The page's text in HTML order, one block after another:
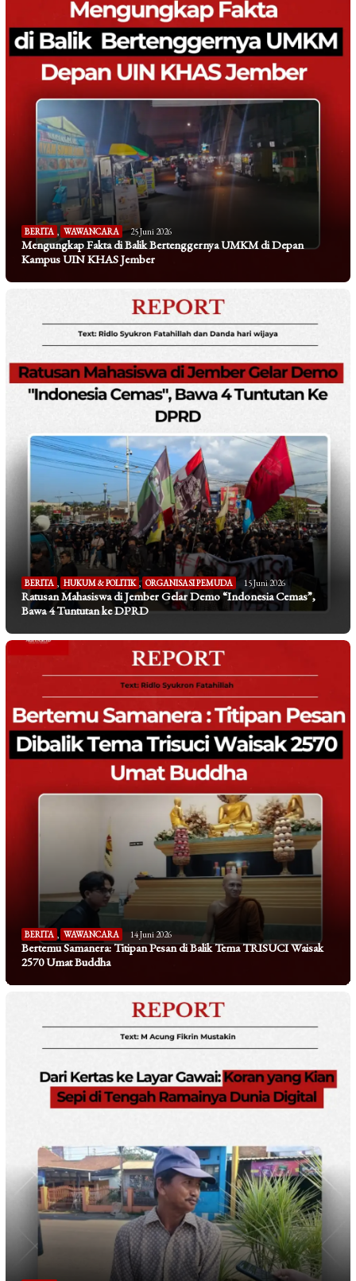
BERITA WAWANCARA 25 Juni 2026
Mengungkap Fakta di Balik Bertenggernya UMKM di Depan
Kampus UIN KHAS Jember
BERITA HUKUM & POLITIK , ORGANISASI PEMUDA 15 Juni 2026
Ratusan Mahasiswa di Jember Gelar Demo “Indonesia Cemas”,
Bawa 4 Tuntutan ke DPRD
BERITA WAWANCARA 14 Juni 2026
Bertemu Samanera: Titipan Pesan di Balik Tema TRISUCI Waisak
2570 Umat Buddha